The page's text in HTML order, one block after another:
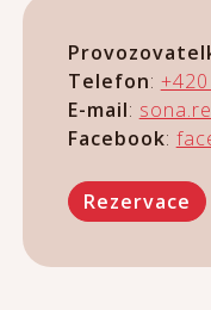
Telefon:
E-mail:
Facebook:
Rezervace